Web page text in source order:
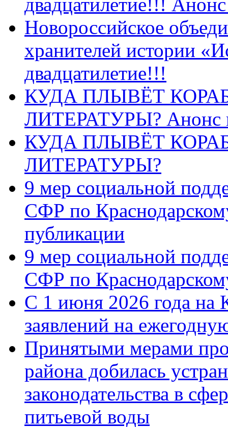
Новороссийское
хранителей истории
двадцатилетие!!!
КУДА ПЛЫВЁТ
ЛИТЕРАТУРЫ? Анонс
КУДА ПЛЫВЁТ
ЛИТЕРАТУРЫ?
9 мер социальной
СФР по
публикации
9 мер социальной
СФР по
С 1 июня 2026 года на
заявлений на
Принятыми мерами
района добилась
законодательства в
питьевой воды